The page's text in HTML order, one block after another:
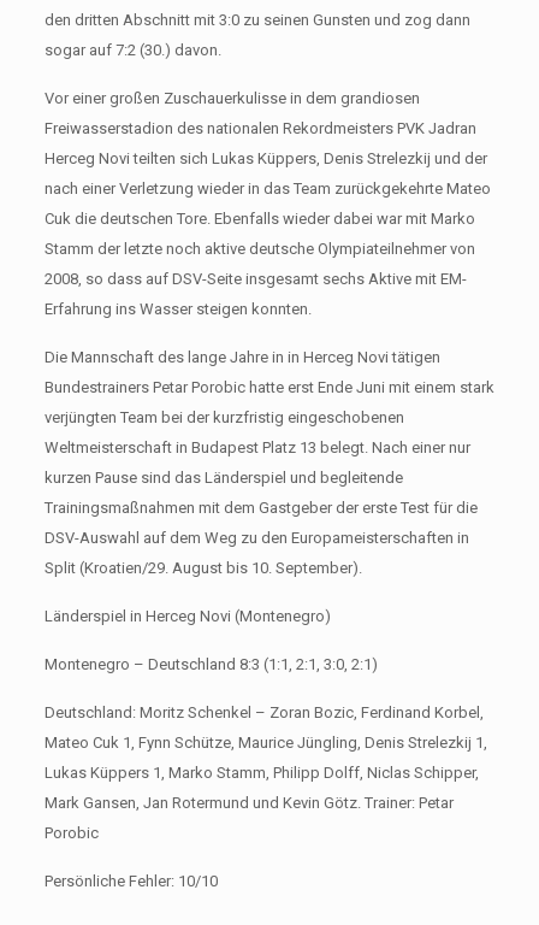
den dritten Abschnitt mit 3:0 zu seinen Gunsten und zog dann
sogar auf 7:2 (30.) davon.
Vor einer großen Zuschauerkulisse in dem grandiosen
Freiwasserstadion des nationalen Rekordmeisters PVK Jadran
Herceg Novi teilten sich Lukas Küppers, Denis Strelezkij und der
nach einer Verletzung wieder in das Team zurückgekehrte Mateo
Cuk die deutschen Tore. Ebenfalls wieder dabei war mit Marko
Stamm der letzte noch aktive deutsche Olympiateilnehmer von
2008, so dass auf DSV-Seite insgesamt sechs Aktive mit EM-
Erfahrung ins Wasser steigen konnten.
Die Mannschaft des lange Jahre in in Herceg Novi tätigen
Bundestrainers Petar Porobic hatte erst Ende Juni mit einem stark
verjüngten Team bei der kurzfristig eingeschobenen
Weltmeisterschaft in Budapest Platz 13 belegt. Nach einer nur
kurzen Pause sind das Länderspiel und begleitende
Trainingsmaßnahmen mit dem Gastgeber der erste Test für die
DSV-Auswahl auf dem Weg zu den Europameisterschaften in
Split (Kroatien/29. August bis 10. September).
Länderspiel in Herceg Novi (Montenegro)
Montenegro – Deutschland 8:3 (1:1, 2:1, 3:0, 2:1)
Deutschland: Moritz Schenkel – Zoran Bozic, Ferdinand Korbel,
Mateo Cuk 1, Fynn Schütze, Maurice Jüngling, Denis Strelezkij 1,
Lukas Küppers 1, Marko Stamm, Philipp Dolff, Niclas Schipper,
Mark Gansen, Jan Rotermund und Kevin Götz. Trainer: Petar
Porobic
Persönliche Fehler: 10/10